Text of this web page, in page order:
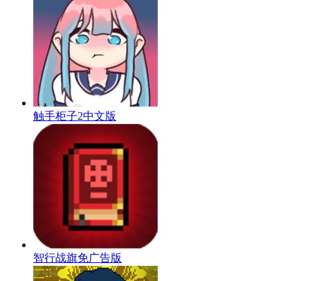
触手柜子2中文版
智行战旗免广告版